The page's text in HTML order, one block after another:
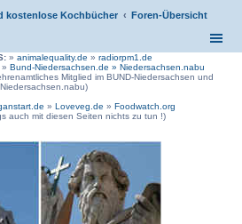
kostenlose Kochbücher Foren-Übersicht
» animalequality.de » radiorpm1.de
» Bund-Niedersachsen.de » Niedersachsen.nabu
Mitglied im BUND-Niedersachsen und
Niedersachsen.nabu)
» Loveveg.de » Foodwatch.org
auch mit diesen Seiten nichts zu tun !)